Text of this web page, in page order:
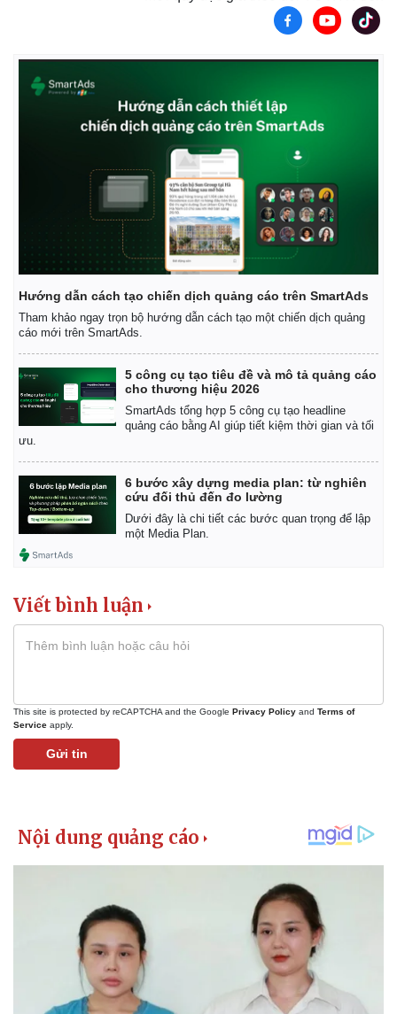
Thể thao
eSports
Hậu trường
Hướng dẫn cách tạo chiến dịch quảng cáo trên SmartAds
Tham khảo ngay trọn bộ hướng dẫn cách tạo một chiến dịch quảng
cáo mới trên SmartAds.
5 công cụ tạo tiêu đề và mô tả quảng cáo
cho thương hiệu 2026
SmartAds tổng hợp 5 công cụ tạo headline
quảng cáo bằng AI giúp tiết kiệm thời gian và tối
ưu.
6 bước xây dựng media plan: từ nghiên
cứu đối thủ đến đo lường
Dưới đây là chi tiết các bước quan trọng để lập
một Media Plan.
Viết bình luận
This site is protected by reCAPTCHA and the Google Privacy Policy and Terms of
Service apply.
Gửi tin